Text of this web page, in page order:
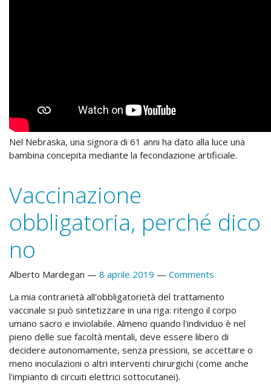
Nel Nebraska, una signora di 61 anni ha dato alla luce una
bambina concepita mediante la fecondazione artificiale.
Vaccinazione
obbligatoria, perché dico
no
Alberto Mardegan 8 aprile 2019
Comments
La mia contrarietà all'obbligatorietà del trattamento
vaccinale si può sintetizzare in una riga: ritengo il corpo
umano sacro e inviolabile. Almeno quando l'individuo è nel
pieno delle sue facoltà mentali, deve essere libero di
decidere autonomamente, senza pressioni, se accettare o
meno inoculazioni o altri interventi chirurgichi (come anche
l'impianto di circuiti elettrici sottocutanei).